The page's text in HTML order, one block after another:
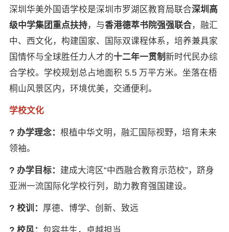
深圳华美外国语学校是深圳市罗湖区教育局联合深圳高
级中学集团重点扶持，与香港德萃书院强强联合，融汇
中、西文化，构建国家、国际双课程体系，培养兼具家
国情怀与全球胜任力人才的十二年一贯制新时代民办综
合学校。学校规划总占地面积 5.5 万平方米。坐落在梧
桐山风景区内，环境优美，交通便利。
学校文化
? 办学理念： 根植中华文明，融汇国际视野，培育未来
领袖。
? 办学目标： 建成大湾区“中西融合教育示范校”，跻身
亚洲一流国际化学校行列，助力教育强国建设。
? 校训： 厚德、博学、创新、致远